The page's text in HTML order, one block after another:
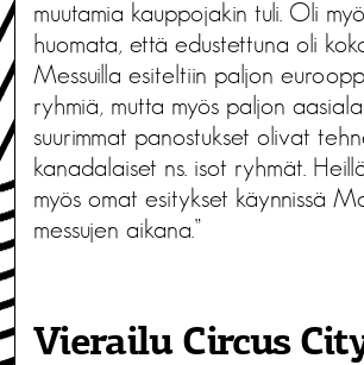
muutamia kauppojakin tuli. Oli
huomata, että edustettuna oli
Messuilla esiteltiin paljon
ryhmiä, mutta myös paljon
suurimmat panostukset olivat
kanadalaiset ns. isot ryhmät.
myös omat esitykset käynnissä
messujen aikana.”
Vierailu Circus